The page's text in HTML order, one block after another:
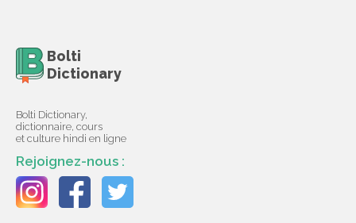
Bolti
Dictionary
Bolti Dictionary,
dictionnaire, cours
et culture hindi en ligne
Rejoignez-nous :